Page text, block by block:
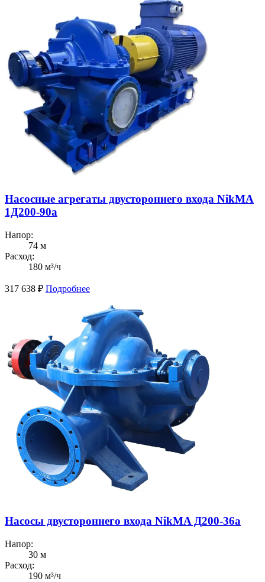
Насосные агрегаты двустороннего входа NikMA
1Д200-90а
Напор:
74 м
Расход:
180 м³/ч
317 638 ₽ Подробнее
Насосы двустороннего входа NikMA Д200-36а
Напор:
30 м
Расход:
190 м³/ч